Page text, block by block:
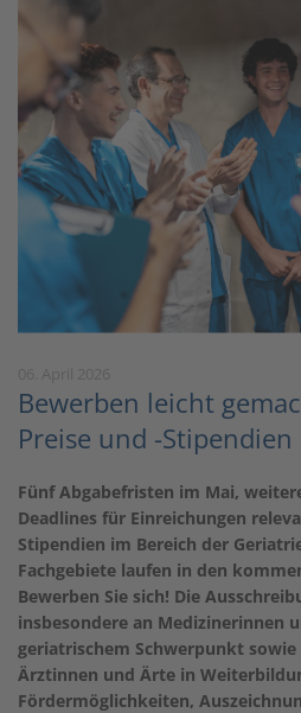
Bewerben leicht
Preise und -
Fünf Abgabefristen im Mai,
Deadlines für Einreichungen
Stipendien im Bereich der
Fachgebiete laufen in den
Bewerben Sie sich! Die
insbesondere an Medizinerinnen
geriatrischem Schwerpunkt
Ärztinnen und Ärte in
Fördermöglichkeiten,